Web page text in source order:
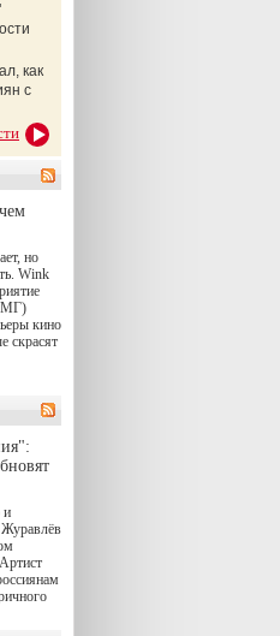
как
с
но
Wink
кино
скрасят
series/kholod-
только
по
в
и